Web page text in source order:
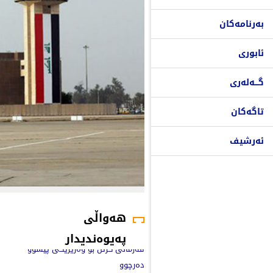
بەرنامەکان
ئابوری
گـــەلەری
تاگەکان
ئەرشیف
هەواڵی
پەیوەندیدار
فەرمانی گرتن بۆ وەزیرێکی پێشوو
دەرچوو